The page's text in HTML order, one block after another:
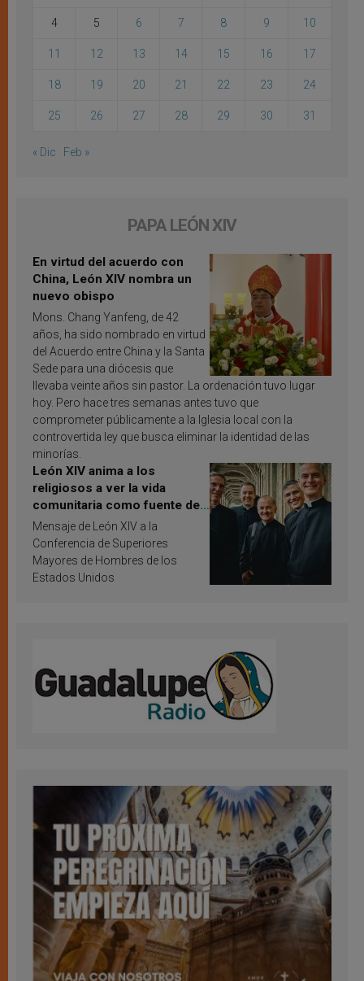
4 5 6 7 8 9 10
11 12 13 14 15 16 17
18 19 20 21 22 23 24
25 26 27 28 29 30 31
« Dic Feb »
PAPA LEÓN XIV
En virtud del acuerdo con
China, León XIV nombra un
nuevo obispo
Mons. Chang Yanfeng, de 42
años, ha sido nombrado en virtud
del Acuerdo entre China y la Santa
Sede para una diócesis que
llevaba veinte años sin pastor. La ordenación tuvo lugar
hoy. Pero hace tres semanas antes tuvo que
comprometer públicamente a la Iglesia local con la
controvertida ley que busca eliminar la identidad de las
minorías.
León XIV anima a los
religiosos a ver la vida
comunitaria como fuente de
inspiración y santificación
Mensaje de León XIV a la
Conferencia de Superiores
Mayores de Hombres de los
Estados Unidos